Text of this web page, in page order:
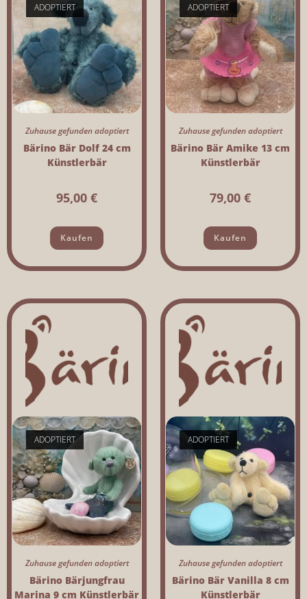
ADOPTIERT
Zuhause gefunden adoptiert
Bärino Bär Dolf 24 cm
Künstlerbär
95,00 €
Kaufen
ADOPTIERT
Zuhause gefunden adoptiert
Bärino Bär Amike 13 cm
Künstlerbär
79,00 €
Kaufen
ADOPTIERT
Zuhause gefunden adoptiert
Bärino Bärjungfrau
Marina 9 cm Künstlerbär
ADOPTIERT
Zuhause gefunden adoptiert
Bärino Bär Vanilla 8 cm
Künstlerbär